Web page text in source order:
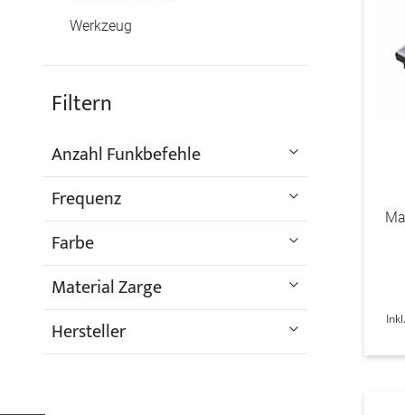
Filtern
Anzahl Funkbefehle
Frequenz
Farbe
Material Zarge
Hersteller
Werkzeug